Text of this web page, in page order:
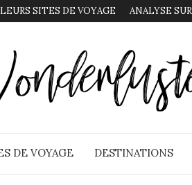
SITES DE VOYAGE ANALYSE
DE VOYAGE DESTINATIONS